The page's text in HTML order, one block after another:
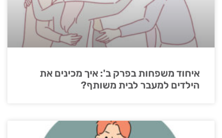
איחוד משפחות בפרק ב': איך מכינים את
הילדים למעבר לבית משותף?